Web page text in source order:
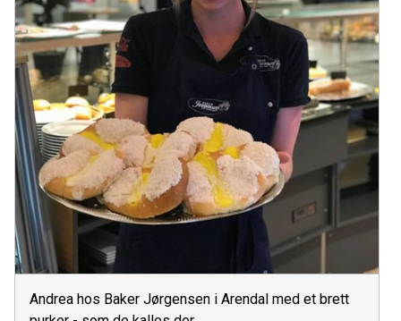
Andrea hos Baker Jørgensen i Arendal med et brett